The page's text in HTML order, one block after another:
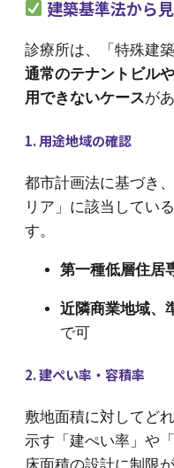
建築基準法から
診療所は、「特殊建
通常のテナントビル
用できないケースが
1. 用途地域の確認
都市計画法に基づき
リア」に該当してい
す。
第一種低層住居
近隣商業地域、
で可
2. 建ぺい率・容積率
敷地面積に対してど
示す「建ぺい率」や
床面積の設計に制限が